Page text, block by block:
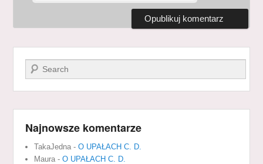
Szukaj
Najnowsze komentarze
TakaJedna -O UPAŁACH C. D.
Maura -O UPAŁACH C. D.